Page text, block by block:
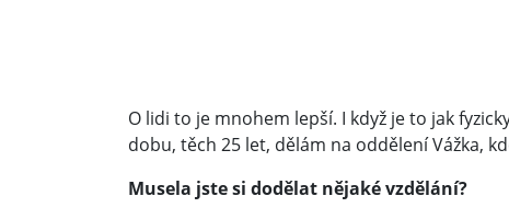
O lidi to je mnohem lepší. I když je to jak
dobu, těch 25 let, dělám na oddělení Vážka,
Musela jste si dodělat nějaké vzdělání?